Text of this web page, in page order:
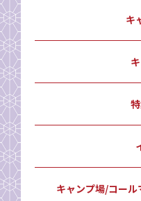
キ
キャンプ場/コール